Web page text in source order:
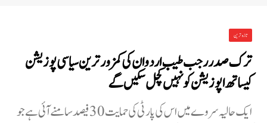
تازہ ترین
ترک صدر رجب طیب اردوان کی کمزور ترین سیاسی پوزیشن
کیساتھ اپوزیشن کو نہیں کچل سکیں گے
ایک حالیہ سروے میں اس کی پارٹی کی حمایت 30 فیصد سامنے آئی ہے جو